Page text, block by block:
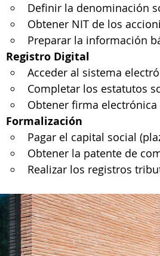
Definir la denominación
Obtener NIT de los
Preparar la información
Registro Digital
Acceder al sistema
Completar los estatutos
Obtener firma electrónica
Formalización
Pagar el capital social
Obtener la patente de
Realizar los registros